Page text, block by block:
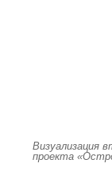
Визуализация
проекта